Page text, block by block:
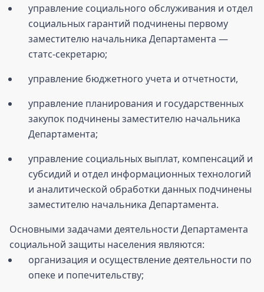
управление социального обслуживания и отдел
социальных гарантий подчинены первому
заместителю начальника Департамента —
статс-секретарю;
управление бюджетного учета и отчетности,
управление планирования и государственных
закупок подчинены заместителю начальника
Департамента;
управление социальных выплат, компенсаций и
субсидий и отдел информационных технологий
и аналитической обработки данных подчинены
заместителю начальника Департамента.
Основными задачами деятельности Департамента
социальной защиты населения являются:
организация и осуществление деятельности по
опеке и попечительству;